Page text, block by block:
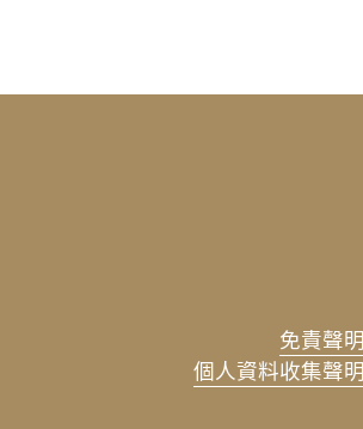
免責聲明
個人資料收集聲明